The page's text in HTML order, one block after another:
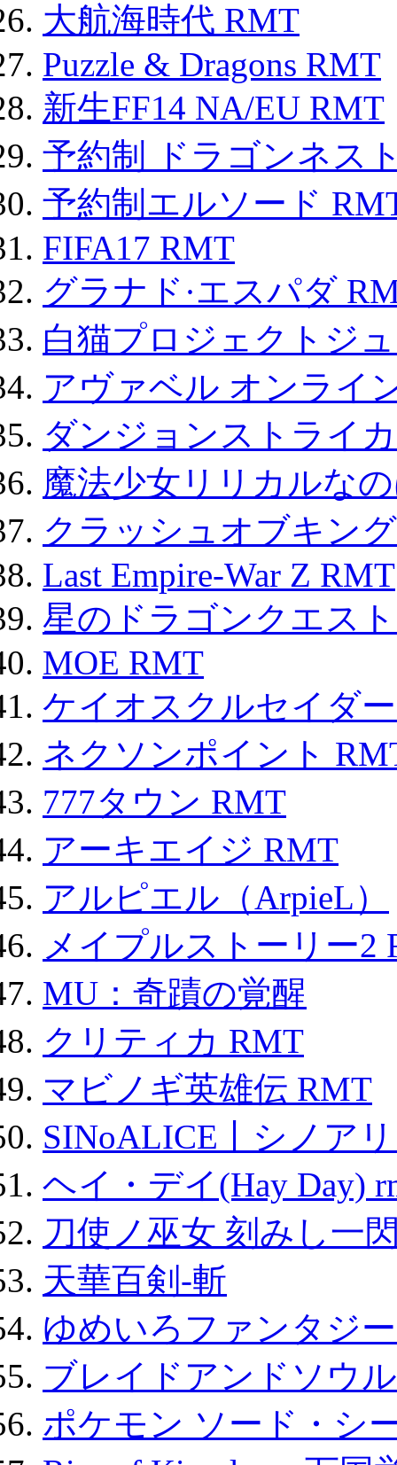
大航海時代 RMT
Puzzle & Dragons RMT
新生FF14 NA/EU RMT
予約制 ドラゴンネス
予約制エルソード
FIFA17 RMT
グラナド·エスパダ
白猫プロジェクトジ
アヴァベル オンライ
ダンジョンストライ
魔法少女リリカルな
クラッシュオブキン
Last Empire-War Z RMT
星のドラゴンクエス
MOE RMT
ケイオスクルセイダ
ネクソンポイント
777タウン RMT
アーキエイジ RMT
アルピエル（ArpieL）
メイプルストーリー2
MU：奇蹟の覚醒
クリティカ RMT
マビノギ英雄伝 RMT
SINoALICE丨シノア
ヘイ・デイ(Hay Day)
刀使ノ巫女 刻みし一
天華百剣-斬
ゆめいろファンタジ
ブレイドアンドソウ
ポケモン ソード・シ